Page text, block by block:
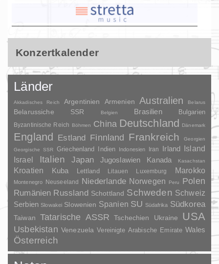
Konzertkalender
Länder
Akkadisches Reich Argentinien Armenien Australien Belarus
Belarussiche SSR Belgien Brasilien Bulgarien
Byzantinische Reich Böhmen China Deutschland Dänemark
England Estland Finnland Frankreich
Georgien
Georgische SSR
Griechenland Indien Indonesien Iran Irland
Island
Israel
Italien Japan Jugoslawien Kanada Kasachstan
Kroatien Kuba Lettland Litauen Luxemburg Marokko
Montenegro Neuseeland Niederlande Norwegen Peru
Polen
Rumänien Russland Schottland Schweden Schweiz
Serbien Slowakei Slowenien Spanien SU Südafrika Südkorea
Taiwan Tatarische ASSR Tschechien Ukraine USA
Usbekistan Venezuela Vereinigte Arabische Emirate Wales
Österreich